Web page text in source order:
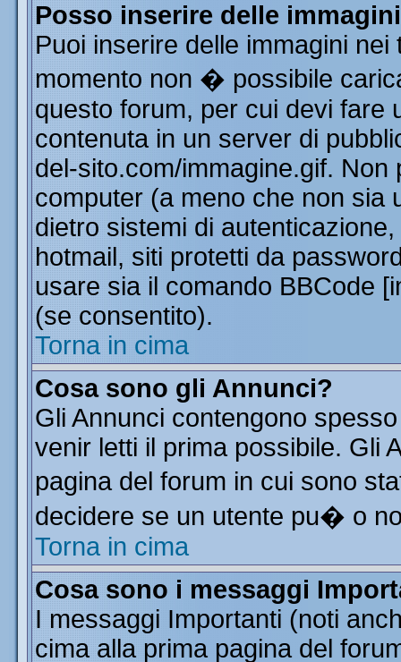
Posso inserire delle
Puoi inserire delle immagini
momento non � possibile
questo forum, per cui devi fare
contenuta in un server di
del-sito.com/immagine.gif.
computer (a meno che non sia
dietro sistemi di
hotmail, siti protetti da
usare sia il comando BBCode
(se consentito).
Torna in cima
Cosa sono gli Annunci?
Gli Annunci contengono
venir letti il prima possibile. Gli
pagina del forum in cui sono
decidere se un utente pu� o
Torna in cima
Cosa sono i messaggi
I messaggi Importanti (noti
cima alla prima pagina del